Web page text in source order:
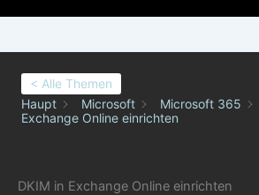
< Alle Themen
Haupt
Microsoft Microsoft 365
Exchange Online einrichten
DKIM in Exchange Online einrichten